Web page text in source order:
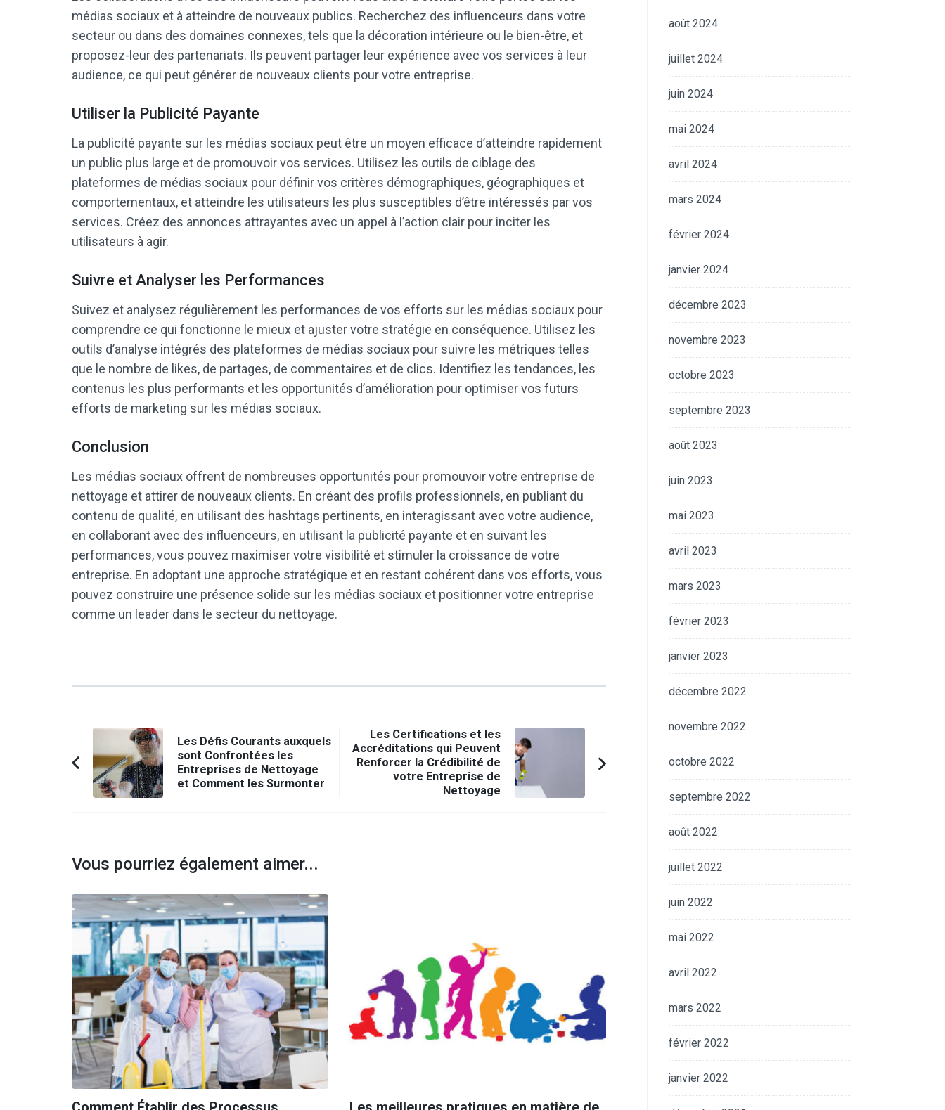
médias sociaux et à atteindre de nouveaux publics. Recherchez des influenceurs dans votre
secteur ou dans des domaines connexes, tels que la décoration intérieure ou le bien-être, et
proposez-leur des partenariats. Ils peuvent partager leur expérience avec vos services à leur
audience, ce qui peut générer de nouveaux clients pour votre entreprise.
Utiliser la Publicité Payante
La publicité payante sur les médias sociaux peut être un moyen efficace d’atteindre rapidement
un public plus large et de promouvoir vos services. Utilisez les outils de ciblage des
plateformes de médias sociaux pour définir vos critères démographiques, géographiques et
comportementaux, et atteindre les utilisateurs les plus susceptibles d’être intéressés par vos
services. Créez des annonces attrayantes avec un appel à l’action clair pour inciter les
utilisateurs à agir.
Suivre et Analyser les Performances
Suivez et analysez régulièrement les performances de vos efforts sur les médias sociaux pour
comprendre ce qui fonctionne le mieux et ajuster votre stratégie en conséquence. Utilisez les
outils d’analyse intégrés des plateformes de médias sociaux pour suivre les métriques telles
que le nombre de likes, de partages, de commentaires et de clics. Identifiez les tendances, les
contenus les plus performants et les opportunités d’amélioration pour optimiser vos futurs
efforts de marketing sur les médias sociaux.
Conclusion
Les médias sociaux offrent de nombreuses opportunités pour promouvoir votre entreprise de
nettoyage et attirer de nouveaux clients. En créant des profils professionnels, en publiant du
contenu de qualité, en utilisant des hashtags pertinents, en interagissant avec votre audience,
en collaborant avec des influenceurs, en utilisant la publicité payante et en suivant les
performances, vous pouvez maximiser votre visibilité et stimuler la croissance de votre
entreprise. En adoptant une approche stratégique et en restant cohérent dans vos efforts, vous
pouvez construire une présence solide sur les médias sociaux et positionner votre entreprise
comme un leader dans le secteur du nettoyage.
Navigation
d'article
Article
précédent :
Les Défis Courants auxquels
sont Confrontées les
Entreprises de Nettoyage
et Comment les Surmonter
Les Certifications et les
Accréditations qui Peuvent
Renforcer la Crédibilité de
votre Entreprise de
Nettoyage
Vous pourriez également aimer...
août 2024
juillet 2024
juin 2024
mai 2024
avril 2024
mars 2024
février 2024
janvier 2024
décembre 2023
novembre 2023
octobre 2023
septembre 2023
août 2023
juin 2023
mai 2023
avril 2023
mars 2023
février 2023
janvier 2023
décembre 2022
novembre 2022
octobre 2022
septembre 2022
août 2022
juillet 2022
juin 2022
mai 2022
avril 2022
mars 2022
février 2022
janvier 2022